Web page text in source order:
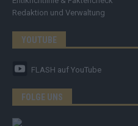
Redaktion und Verwaltung
YOUTUBE
FLASH auf YouTube
FOLGE UNS